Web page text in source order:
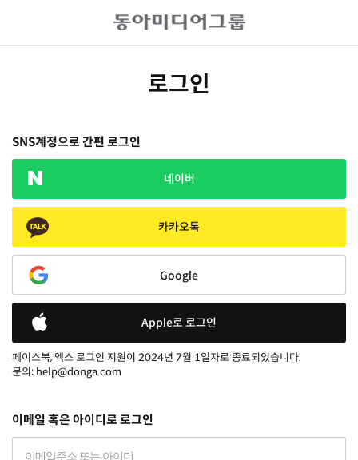
로그인
SNS계정으로 간편 로그인
네이버
카카오톡
Google
Apple로 로그인
페이스북, 엑스 로그인 지원이 2024년 7월 1일자로 종료되었습니다.
문의: help@donga.com
이메일 혹은 아이디로 로그인